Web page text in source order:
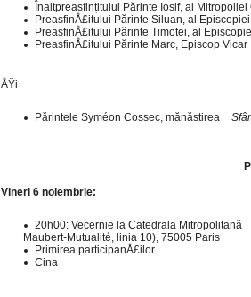
Înaltpreasfințitului Părinte Iosif, al
PreasfinÅ£itului Părinte Siluan, al
PreasfinÅ£itului Părinte Timotei, al
PreasfinÅ£itului Părinte Marc, Episcop Vicar
ÅŸi
Părintele Syméon Cossec, mănăstirea
Vineri 6 noiembrie:
20h00: Vecernie la Catedrala Mitropolitană
Maubert-Mutualité, linia 10), 75005 Paris
Primirea participanÅ£ilor
Cina